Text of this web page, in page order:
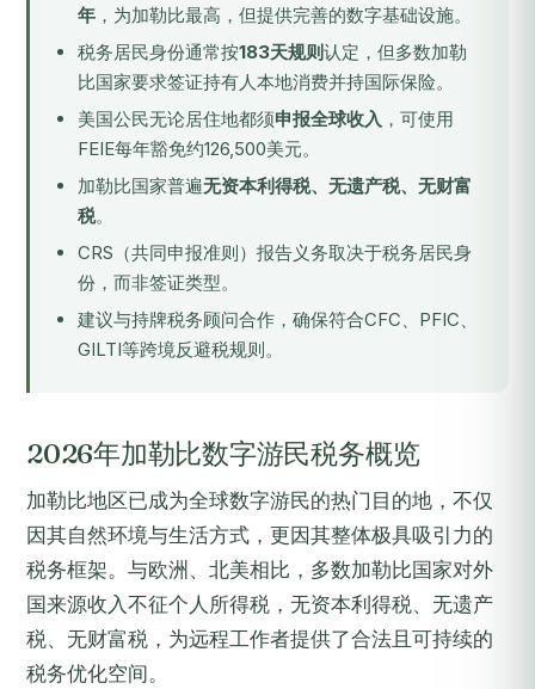
年 ，为加勒比最高，但提供完善的数字基础设施。
税务居民身份通常按183天规则认定，但多数加勒
比国家要求签证持有人本地消费并持国际保险。
美国公民无论居住地都须申报全球收入 ，可使用
FEIE每年豁免约126,500美元。
加勒比国家普遍无资本利得税、无遗产税、无财富
税。
CRS（共同申报准则）报告义务取决于税务居民身
份，而非签证类型。
建议与持牌税务顾问合作，确保符合CFC、PFIC、
GILTI等跨境反避税规则。
2026年加勒比数字游民税务概览
加勒比地区已成为全球数字游民的热门目的地，不仅
因其自然环境与生活方式，更因其整体极具吸引力的
税务框架。与欧洲、北美相比，多数加勒比国家对外
国来源收入不征个人所得税，无资本利得税、无遗产
税、无财富税，为远程工作者提供了合法且可持续的
税务优化空间。